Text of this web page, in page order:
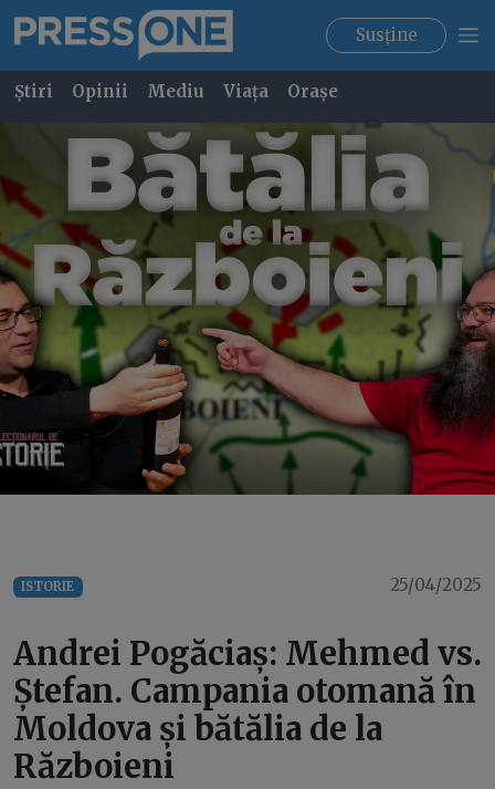
Susține
Știri Opinii Mediu Viața Orașe
ISTORIE 25/04/2025
Andrei Pogăciaș: Mehmed vs.
Ștefan. Campania otomană în
Moldova și bătălia de la
Războieni